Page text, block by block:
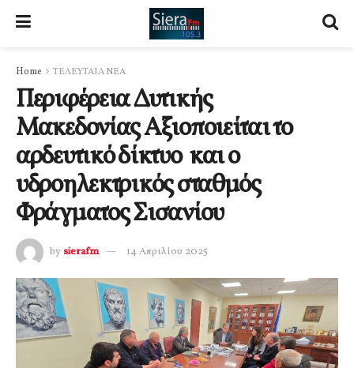
Home ΤΕΛΕΥΤΑΙΑ ΝΕΑ
Περιφέρεια Δυτικής
Μακεδονίας Αξιοποιείται το
αρδευτικό δίκτυο και ο
υδροηλεκτρικός σταθμός
Φράγματος Σισανίου
by sierafm 14 Απριλίου 2025